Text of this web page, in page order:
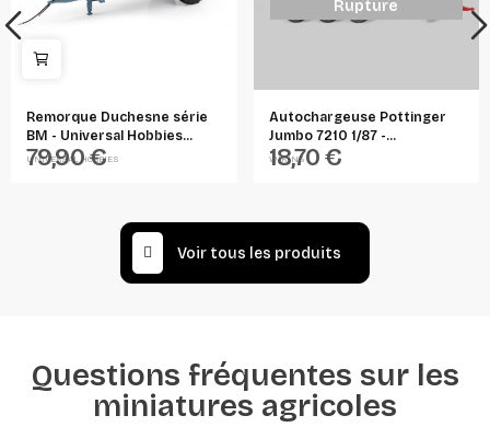
Remorque Duchesne série
BM - Universal Hobbies...
UNIVERSAL HOBBIES
79,90 €
Rupture
Autochargeuse Pottinger
Jumbo 7210 1/87 -...
WIKING
18,70 €
Voir tous les produits
Questions fréquentes sur les
miniatures agricoles